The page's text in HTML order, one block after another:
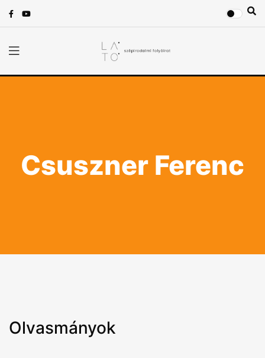
Csuszner Ferenc
Olvasmányok